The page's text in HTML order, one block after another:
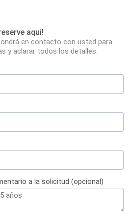
aqui!
en contacto con usted para
y aclarar todos los detalles.
a la solicitud (opcional)